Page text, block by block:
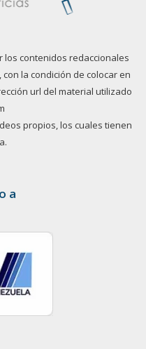
contenidos redaccionales
la condición de colocar en
url del material utilizado
propios, los cuales tienen
a